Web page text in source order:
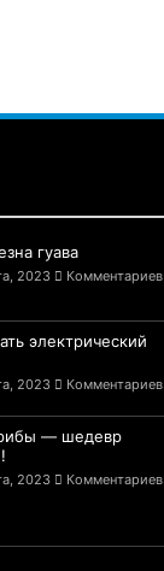
гуава
2023
Комментариев
электрический
2023
Комментариев
— шедевр
2023
Комментариев